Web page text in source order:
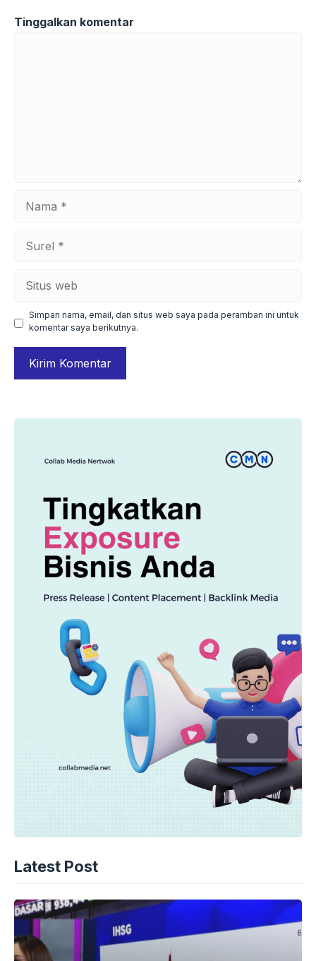
Tinggalkan komentar
web
Simpan nama, email, dan situs web saya pada peramban ini untuk
komentar saya berikutnya.
Latest Post